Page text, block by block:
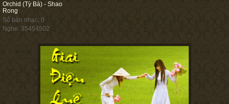
Orchid (Tỳ Bà) - Shao
Rong
Số bản nhạc: 0
Nghe: 35454502